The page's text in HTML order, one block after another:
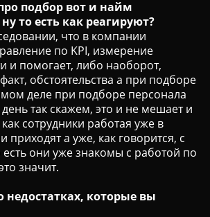
подбор вот и найм
то есть как реагируют?
что в компании
по KPI, измерение
и помогает, либо наоборот,
обстоятельства а при подборе
деле при подборе персонала
так скажем, это и не мешает и
сотрудники работая уже в
приходят а уже, как говорится, с
есть они уже знакомы с работой по
значит.
недостатках, которые вы